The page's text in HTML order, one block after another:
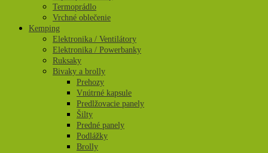
Termoprádlo
Vrchné oblečenie
Kemping
Elektronika / Ventilátory
Elektronika / Powerbanky
Ruksaky
Bivaky a brolly
Prehozy
Vnútrné kapsule
Predlžovacie panely
Šilty
Predné panely
Podlážky
Brolly